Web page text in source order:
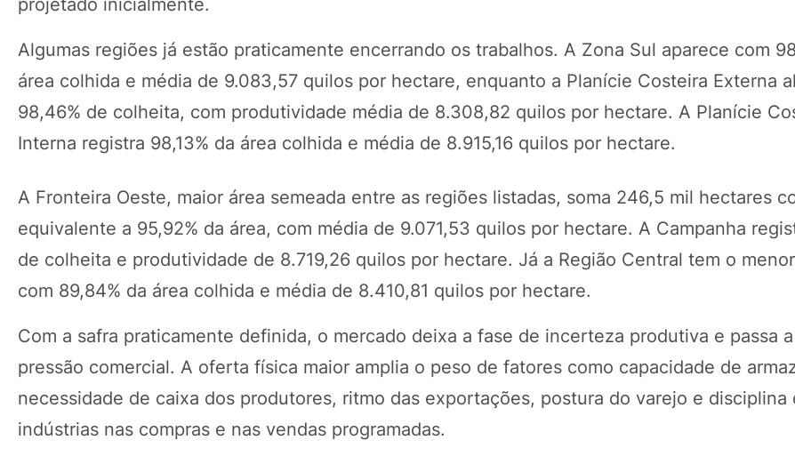
Algumas regiões já estão praticamente encerrando os trabalhos. A Zona Sul aparece com
área colhida e média de 9.083,57 quilos por hectare, enquanto a Planície Costeira Externa
98,46% de colheita, com produtividade média de 8.308,82 quilos por hectare. A Planície
Interna registra 98,13% da área colhida e média de 8.915,16 quilos por hectare.
A Fronteira Oeste, maior área semeada entre as regiões listadas, soma 246,5 mil hectares
equivalente a 95,92% da área, com média de 9.071,53 quilos por hectare. A Campanha
de colheita e produtividade de 8.719,26 quilos por hectare. Já a Região Central tem o
com 89,84% da área colhida e média de 8.410,81 quilos por hectare.
Com a safra praticamente definida, o mercado deixa a fase de incerteza produtiva e passa
pressão comercial. A oferta física maior amplia o peso de fatores como capacidade de
necessidade de caixa dos produtores, ritmo das exportações, postura do varejo e disciplina
indústrias nas compras e nas vendas programadas.